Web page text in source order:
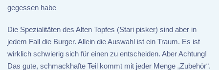
gegessen habe
Die Spezialitäten des Alten Topfes (Stari pisker) sind aber in
jedem Fall die Burger. Allein die Auswahl ist ein Traum. Es ist
wirklich schwierig sich für einen zu entscheiden. Aber Achtung!
Das gute, schmackhafte Teil kommt mit jeder Menge „Zubehör“.